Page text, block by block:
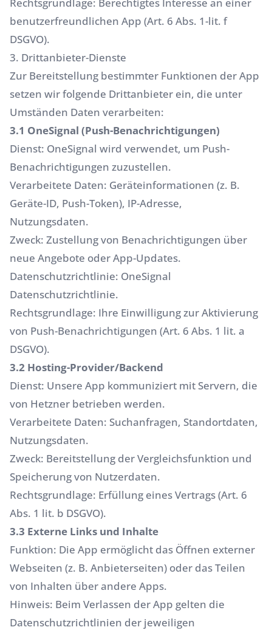
benutzerfreundlichen App (Art. 6 Abs. 1-lit. f
DSGVO).
3. Drittanbieter-Dienste
Zur Bereitstellung bestimmter Funktionen der App
setzen wir folgende Drittanbieter ein, die unter
Umständen Daten verarbeiten:
3.1 OneSignal (Push-Benachrichtigungen)
Dienst: OneSignal wird verwendet, um Push-
Benachrichtigungen zuzustellen.
Verarbeitete Daten: Geräteinformationen (z. B.
Geräte-ID, Push-Token), IP-Adresse,
Nutzungsdaten.
Zweck: Zustellung von Benachrichtigungen über
neue Angebote oder App-Updates.
Datenschutzrichtlinie: OneSignal
Datenschutzrichtlinie.
Rechtsgrundlage: Ihre Einwilligung zur Aktivierung
von Push-Benachrichtigungen (Art. 6 Abs. 1 lit. a
DSGVO).
3.2 Hosting-Provider/Backend
Dienst: Unsere App kommuniziert mit Servern, die
von Hetzner betrieben werden.
Verarbeitete Daten: Suchanfragen, Standortdaten,
Nutzungsdaten.
Zweck: Bereitstellung der Vergleichsfunktion und
Speicherung von Nutzerdaten.
Rechtsgrundlage: Erfüllung eines Vertrags (Art. 6
Abs. 1 lit. b DSGVO).
3.3 Externe Links und Inhalte
Funktion: Die App ermöglicht das Öffnen externer
Webseiten (z. B. Anbieterseiten) oder das Teilen
von Inhalten über andere Apps.
Hinweis: Beim Verlassen der App gelten die
Datenschutzrichtlinien der jeweiligen